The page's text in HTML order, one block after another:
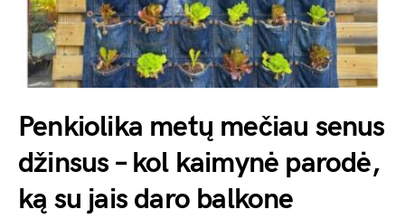
Penkiolika metų mečiau senus
džinsus – kol kaimynė parodė,
ką su jais daro balkone